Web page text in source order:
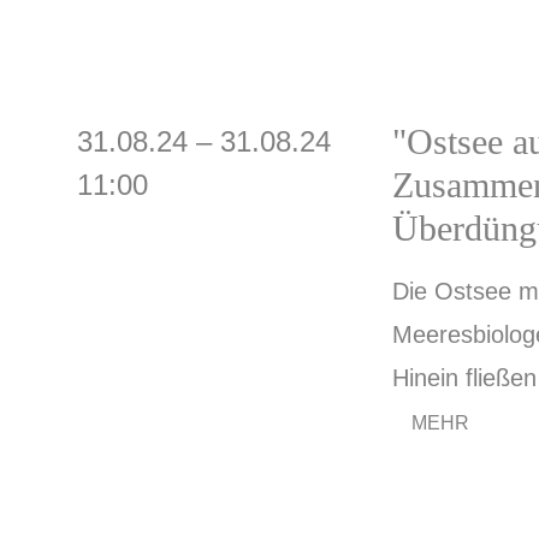
31.08.24 – 31.08.24
11:00
"Ostsee
Die Ostsee
Hinein
MEHR